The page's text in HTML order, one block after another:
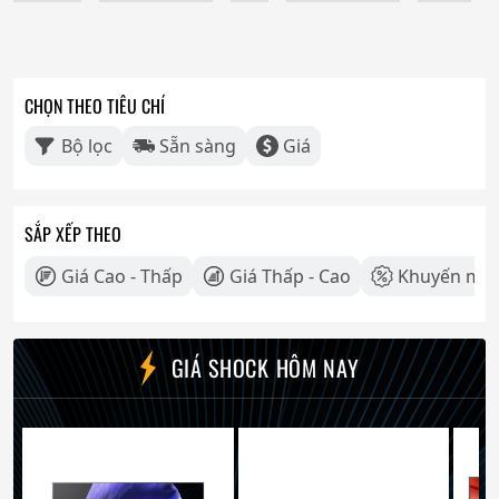
CHỌN THEO TIÊU CHÍ
Bộ lọc Sẵn sàng Giá
SẮP XẾP THEO
Giá Cao - Thấp Giá Thấp - Cao Khuyến mãi
GIÁ SHOCK HÔM NAY